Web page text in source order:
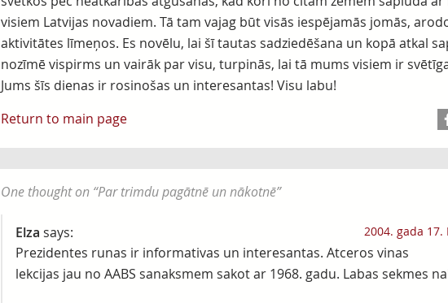
visiem Latvijas novadiem. Tā tam vajag būt visās iespējamās jomās,
aktivitātes līmeņos. Es novēlu, lai šī tautas sadziedēšana un kopā atkal
nozīmē vispirms un vairāk par visu, turpinās, lai tā mums visiem ir
Jums šīs dienas ir rosinošas un interesantas! Visu labu!
Return to main page
One thought on “Par trimdu pagātnē un nākotnē”
Elza says: 2004. gada
Prezidentes runas ir informativas un interesantas. Atceros vinas
lekcijas jau no AABS sanaksmem sakot ar 1968. gadu. Labas sekmes